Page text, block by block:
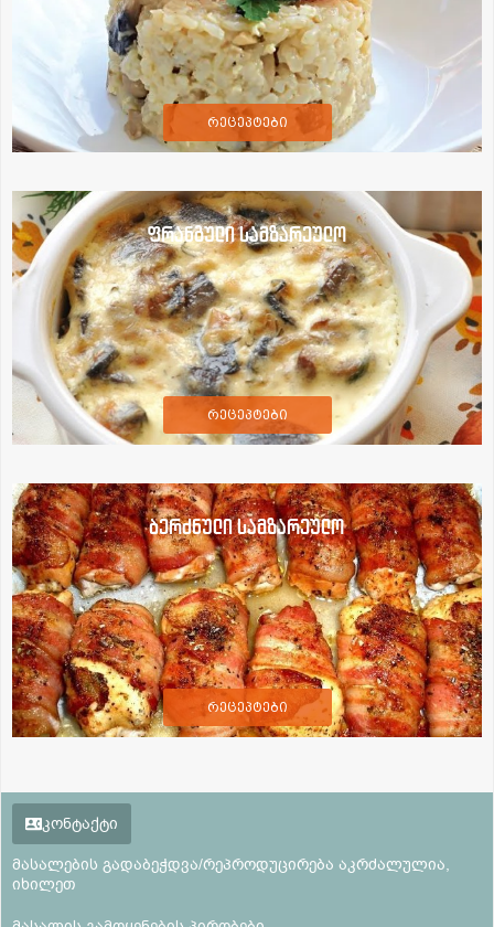
რეცეპტები
ფრანგული სამზარეულო
რეცეპტები
ბერძნული სამზარეულო
რეცეპტები
კონტაქტი
მასალების გადაბეჭდვა/რეპროდუცირება აკრძალულია,
იხილეთ